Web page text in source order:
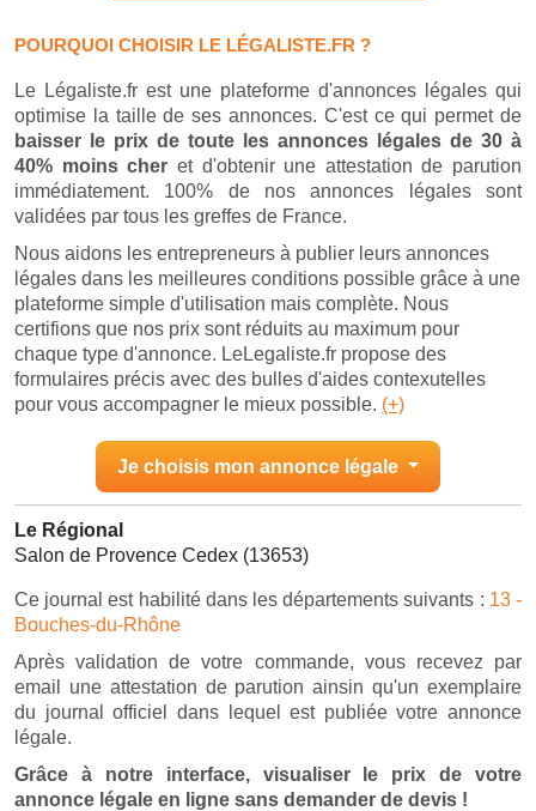
POURQUOI CHOISIR LE LÉGALISTE.FR ?
Le Légaliste.fr est une plateforme d'annonces légales qui
optimise la taille de ses annonces. C'est ce qui permet de
baisser le prix de toute les annonces légales de 30 à
40% moins cher et d'obtenir une attestation de parution
immédiatement. 100% de nos annonces légales sont
validées par tous les greffes de France.
Nous aidons les entrepreneurs à publier leurs annonces
légales dans les meilleures conditions possible grâce à une
plateforme simple d'utilisation mais complète. Nous
certifions que nos prix sont réduits au maximum pour
chaque type d'annonce. LeLegaliste.fr propose des
formulaires précis avec des bulles d'aides contexutelles
pour vous accompagner le mieux possible. (+)
Je choisis mon annonce légale
Le Régional
Salon de Provence Cedex (13653)
Ce journal est habilité dans les départements suivants : 13 -
Bouches-du-Rhône
Après validation de votre commande, vous recevez par
email une attestation de parution ainsin qu'un exemplaire
du journal officiel dans lequel est publiée votre annonce
légale.
Grâce à notre interface, visualiser le prix de votre
annonce légale en ligne sans demander de devis !